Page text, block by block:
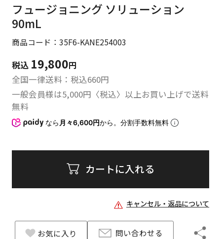
フュージョニング ソリューション
90mL
商品コード：35F6-KANE254003
税込 19,800円
全国一律送料：税込660円
一般会員様は5,000円〈税込〉以上お買い上げで送料
無料
なら 月々6,600円から。分割手数料無料
カートに入れる
キャンセル・返品について
お気に入り 問い合わせる